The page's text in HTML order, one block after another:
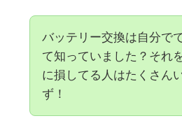
バッテリー交換は自分で
て知っていました？それ
に損してる人はたくさん
ず！